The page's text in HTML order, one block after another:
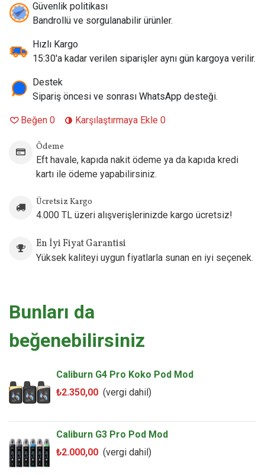
Sızdırmaz Üstten Dolum)
Batarya Kapasitesi:Dahili 1600 mAh (Lite serisindeki en
Maksimum Çıkış Gücü:
Kartuş Teknolojisi:
(Pro-FOCS Teknolojili)
Kutu İçeriği:
* 1 x Uwell Caliburn G5 Lite Cihazı
sigara içimi / MTL-RDL)
1 x Kullanım Kılavuzu
Güvenlik politikası
Bandrollü ve sorgulanabilir ürünler.
Hızlı Kargo
15:30'a kadar verilen siparişler aynı gün kargoya verilir.
Destek
Sipariş öncesi ve sonrası WhatsApp desteği.
Beğen 0 Karşılaştırmaya Ekle 0
Ödeme
Eft havale, kapıda nakit ödeme ya da kapıda kredi
kartı ile ödeme yapabilirsiniz.
Ücretsiz Kargo
4.000 TL üzeri alışverişlerinizde kargo ücretsiz!
En İyi Fiyat Garantisi
Yüksek kaliteyi uygun fiyatlarla sunan en iyi seçenek.
Bunları da
beğenebilirsiniz
Caliburn G4 Pro Koko Pod Mod
₺2.350,00 (vergi dahil)
Caliburn G3 Pro Pod Mod
₺2.000,00 (vergi dahil)